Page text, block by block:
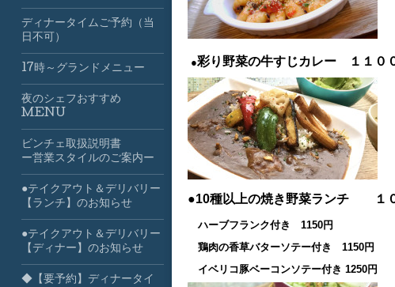
●彩り野菜の牛すじカレー １１０
●10種以上の焼き野菜ランチ １
ハーブフランク付き 1150円
鶏肉の香草バターソテー付き 1150円
イベリコ豚ベーコンソテー付き 1250円
ディナータイムご予約（当
日不可）
17時～グランドメニュー
夜のシェフおすすめ
MENU
ビンチェ取扱説明書
ー営業スタイルのご案内ー
●テイクアウト＆デリバリー
【ランチ】のお知らせ
●テイクアウト＆デリバリー
【ディナー】のお知らせ
◆【要予約】ディナータイ